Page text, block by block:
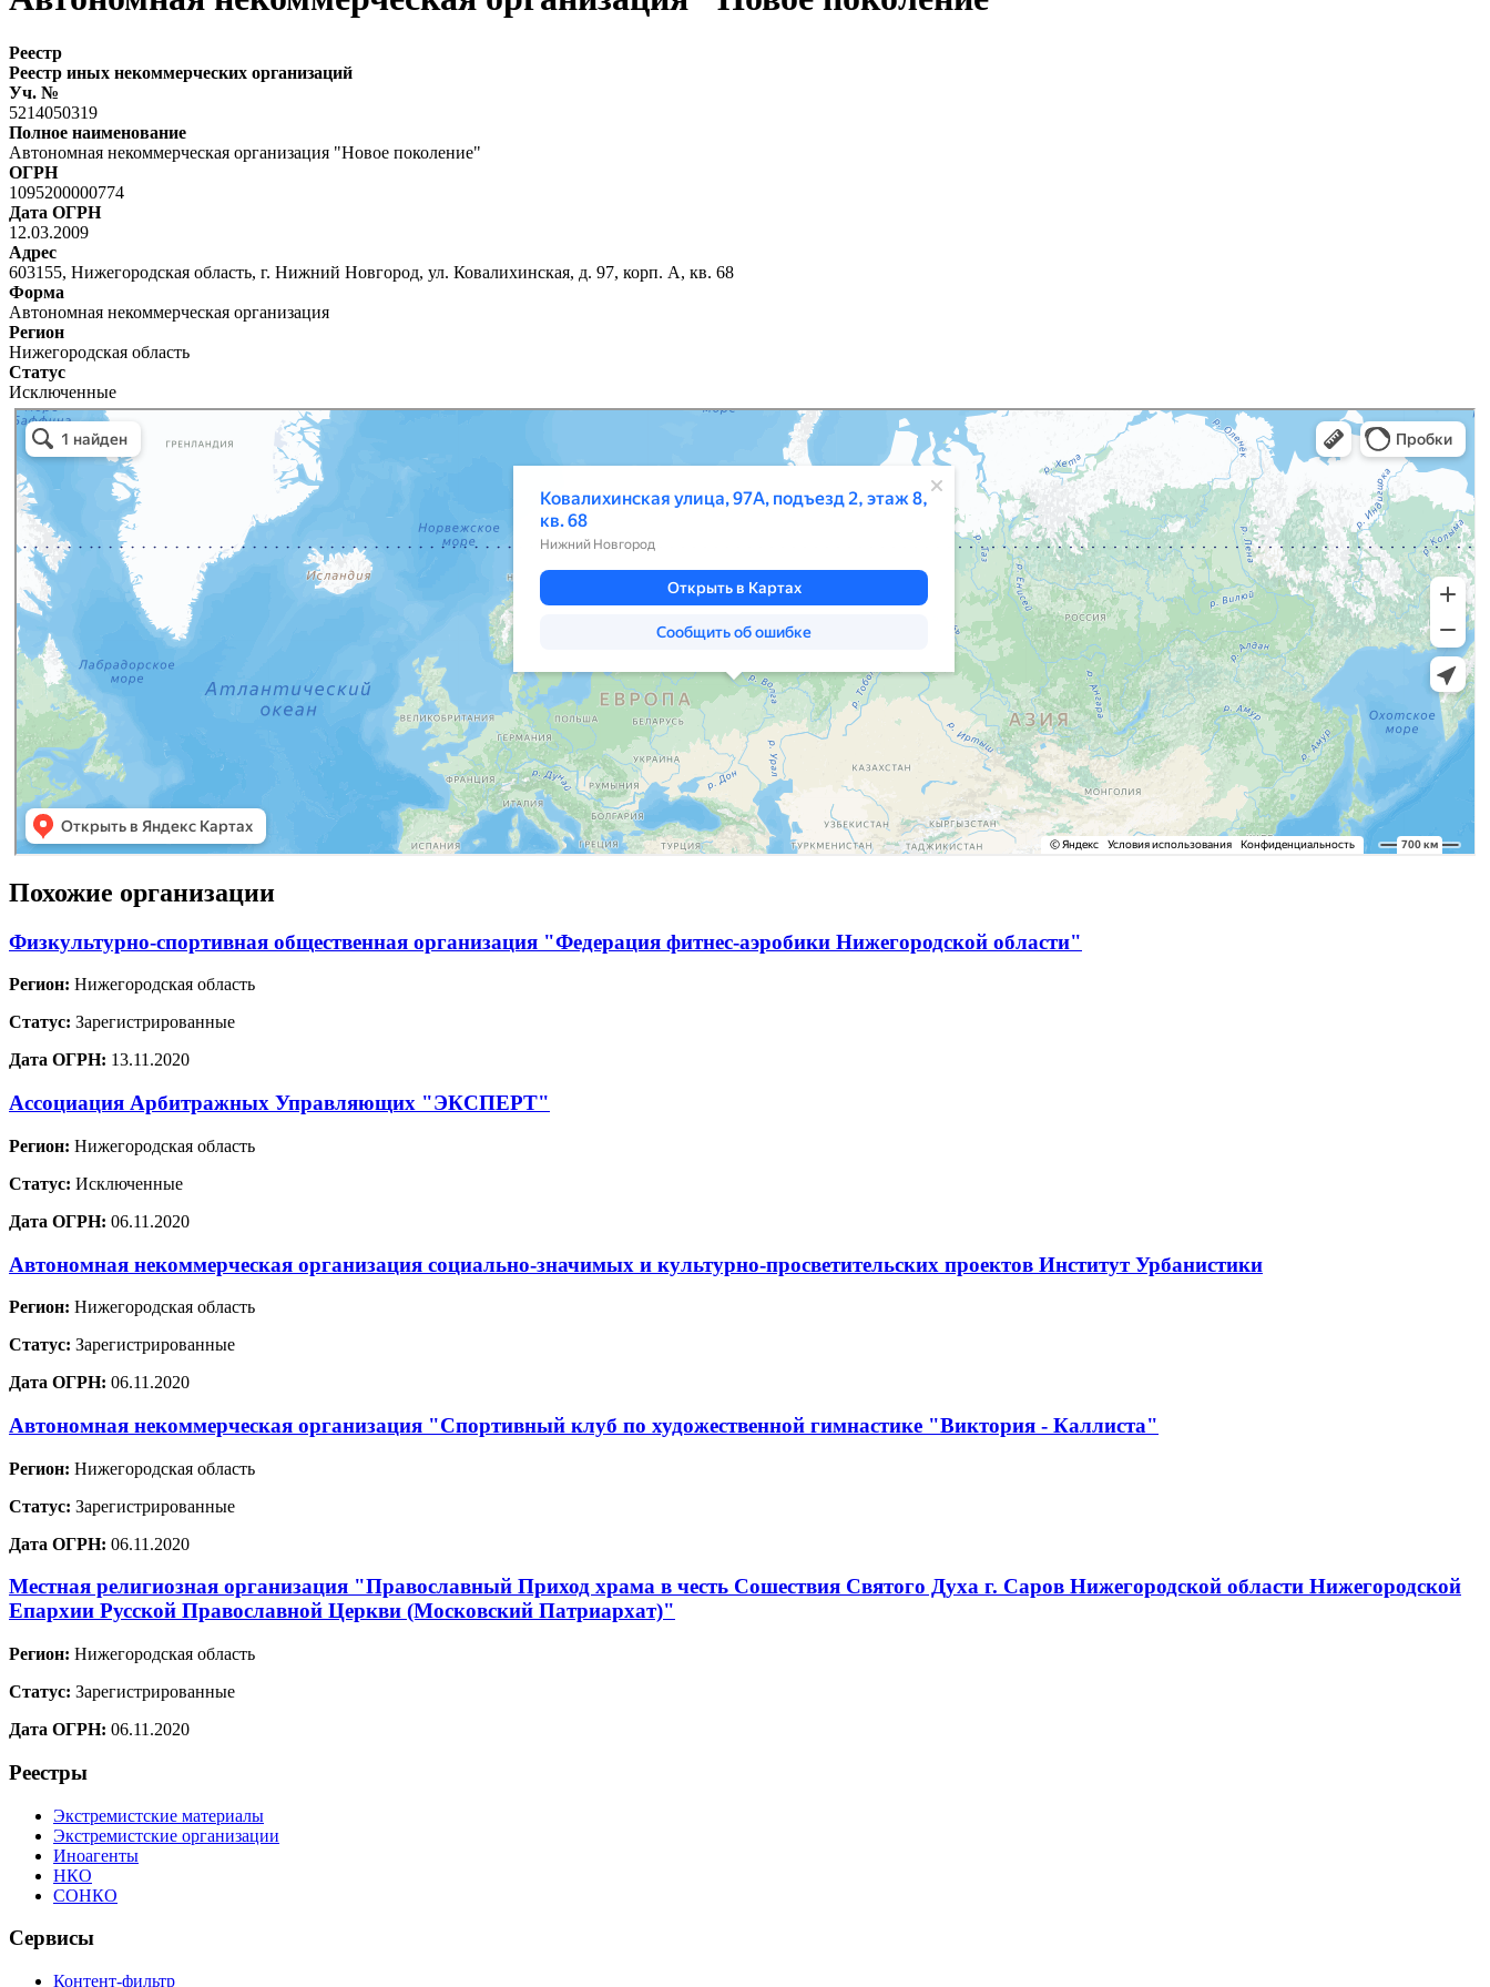
Реестр
Реестр иных некоммерческих организаций
Уч. №
5214050319
Полное наименование
Автономная некоммерческая организация "Новое поколение"
ОГРН
1095200000774
Дата ОГРН
12.03.2009
Адрес
603155, Нижегородская область, г. Нижний Новгород, ул. Ковалихинская, д. 97, корп. А, кв. 68
Форма
Автономная некоммерческая организация
Регион
Нижегородская область
Статус
Исключенные
Похожие организации
Физкультурно-спортивная общественная организация "Федерация фитнес-аэробики Нижегородской области"
Регион: Нижегородская область
Статус: Зарегистрированные
Дата ОГРН: 13.11.2020
Ассоциация Арбитражных Управляющих "ЭКСПЕРТ"
Регион: Нижегородская область
Статус: Исключенные
Дата ОГРН: 06.11.2020
Автономная некоммерческая организация социально-значимых и культурно-просветительских проектов Институт Урбанистики
Регион: Нижегородская область
Статус: Зарегистрированные
Дата ОГРН: 06.11.2020
Автономная некоммерческая организация "Спортивный клуб по художественной гимнастике "Виктория - Каллиста"
Регион: Нижегородская область
Статус: Зарегистрированные
Дата ОГРН: 06.11.2020
Местная религиозная организация "Православный Приход храма в честь Сошествия Святого Духа г. Саров Нижегородской области Нижегородской
Епархии Русской Православной Церкви (Московский Патриархат)"
Регион: Нижегородская область
Статус: Зарегистрированные
Дата ОГРН: 06.11.2020
Реестры
Экстремистские материалы
Экстремистские организации
Иноагенты
НКО
СОНКО
Сервисы
Контент-фильтр